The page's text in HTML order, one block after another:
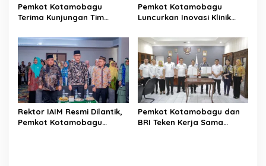
Pemkot Kotamobagu
Terima Kunjungan Tim
Pemkot Kotamobagu
Luncurkan Inovasi Klinik
Rektor IAIM Resmi Dilantik,
Pemkot Kotamobagu
Pemkot Kotamobagu dan
BRI Teken Kerja Sama